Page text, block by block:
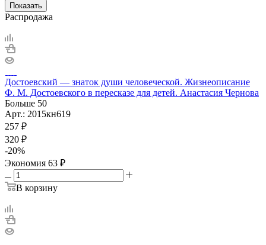
Показать
Распродажа
Достоевский — знаток души человеческой. Жизнеописание
Ф. М. Достоевского в пересказе для детей. Анастасия Чернова
Больше 50
Арт.: 2015кн619
257 ₽
320 ₽
-20%
Экономия 63 ₽
В корзину